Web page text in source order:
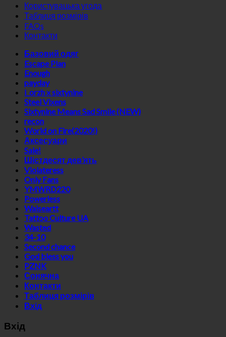
Користувацька угода
Таблиця розмірів
FAQs
Контакти
Базовий одяг
Escape Plan
Enough
payday
i_orzh x sixtynine
Steel Vixens
Sixtynine Means Sad Smile (NEW)
recon
World on Fire(2020!)
Аксесуари
Sale!
Шістдесят дев’ять
Violateress
Only Fans
YMWRD220
Powerless
Waiseartt
Tattoo Culture UA
Wasted
34-10
Second chance
God bless you
PZNK
Сонячна
Контакти
Таблиця розмірів
Вхід
Вхід